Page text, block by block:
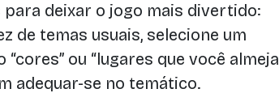
deixar o jogo mais divertido:
de temas usuais, selecione um
ou “lugares que você almeja
adequar-se no temático.